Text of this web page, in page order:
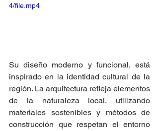
4/file.mp4
Su diseño moderno y funcional, está
inspirado en la identidad cultural de la
región. La arquitectura refleja elementos
de la naturaleza local, utilizando
materiales sostenibles y métodos de
construcción que respetan el entorno